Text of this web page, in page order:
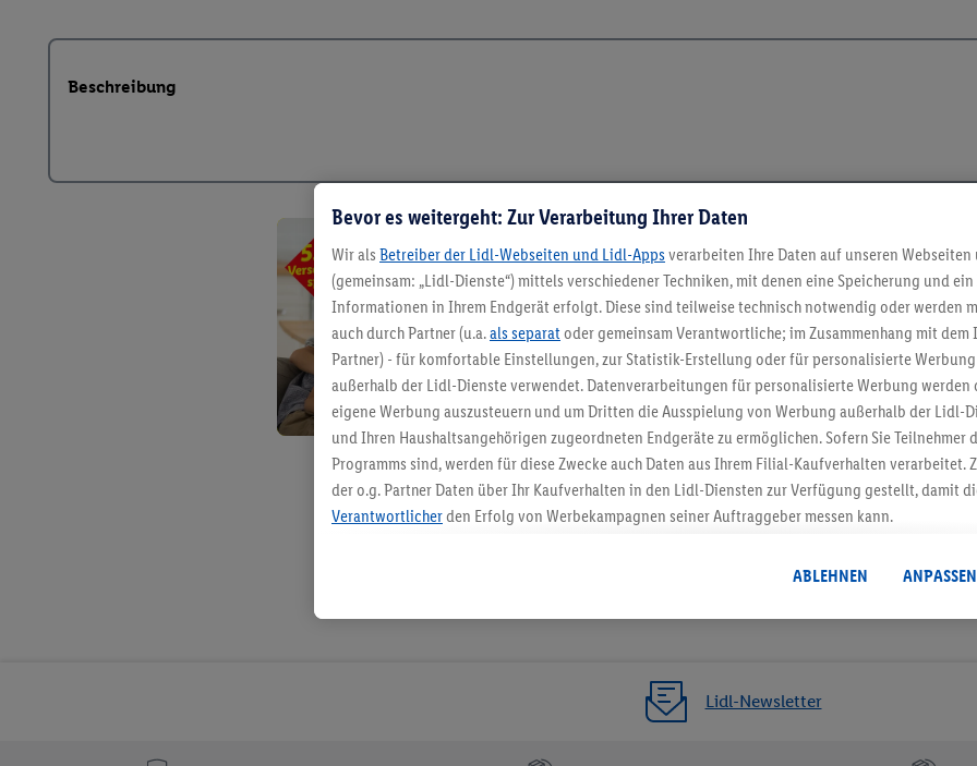
Beschreibung
5.95 € Versand
Jetzt zum Newsletter
Gutschein sichern!
Lidl-Newsletter
Bevor es weitergeht: Zur Verarbeitung Ihrer Daten
Wir als Betreiber der Lidl-Webseiten und Lidl-Apps verarbeiten Ihre Daten auf unseren Webseiten
(gemeinsam: „Lidl-Dienste“) mittels verschiedener Techniken, mit denen eine Speicherung und
Informationen in Ihrem Endgerät erfolgt. Diese sind teilweise technisch notwendig oder werden
auch durch Partner (u.a.als separat oder gemeinsam Verantwortliche; im Zusammenhang mit dem
Partner) - für komfortable Einstellungen, zur Statistik-Erstellung oder für personalisierte
außerhalb der Lidl-Dienste verwendet. Datenverarbeitungen für personalisierte Werbung werden
eigene Werbung auszusteuern und um Dritten die Ausspielung von Werbung außerhalb der Lidl-
und Ihren Haushaltsangehörigen zugeordneten Endgeräte zu ermöglichen. Sofern Sie Teilnehmer
Programms sind, werden für diese Zwecke auch Daten aus Ihrem Filial-Kaufverhalten verarbeitet.
der o.g. Partner Daten über Ihr Kaufverhalten in den Lidl-Diensten zur Verfügung gestellt, damit
Verantwortlicherden Erfolg von Werbekampagnen seiner Auftraggeber messen kann.
angereicherten Profilen. Dies umfasst die Zusammenführung von Daten (z.B. über Ihre Nutzung
Kaufverhalten in den Lidl-Diensten, Informationen aus Ihrem Kundenkonto - z.B. Alter oder
genauen Standortdaten) auch über verschiedene Endgeräte und Lidl-Dienste hinweg
Erfolgsmessung der Werbung, zur Zielgruppenforschung, zur Entwicklung von Angeboten sowie
Sicherung und Optimierung dieser Werbeausspielungen.
ABLEHNEN ANPASSEN